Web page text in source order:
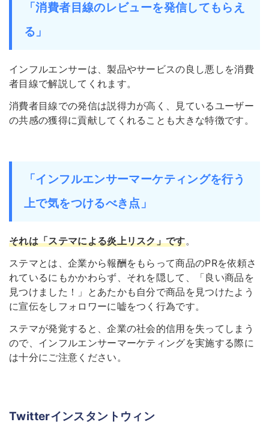
「消費者目線のレビューを発信してもらえ
る」
インフルエンサーは、製品やサービスの良し悪しを消費
者目線で解説してくれます。
消費者目線での発信は説得力が高く、見ているユーザー
の共感の獲得に貢献してくれることも大きな特徴です。
「インフルエンサーマーケティングを行う
上で気をつけるべき点」
それは「ステマによる炎上リスク」です。
ステマとは、企業から報酬をもらって商品のPRを依頼さ
れているにもかかわらず、それを隠して、「良い商品を
見つけました！」とあたかも自分で商品を見つけたよう
に宣伝をしフォロワーに嘘をつく行為です。
ステマが発覚すると、企業の社会的信用を失ってしまう
ので、インフルエンサーマーケティングを実施する際に
は十分にご注意ください。
Twitterインスタントウィン